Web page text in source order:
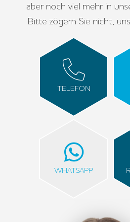
aber noch viel mehr in
Bitte zögern Sie nicht,
TELEFON
WHATSAPP